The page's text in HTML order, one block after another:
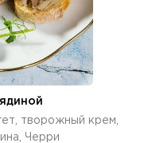
творожный крем,
Черри